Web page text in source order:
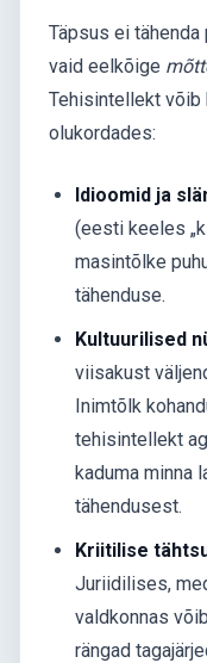
Täpsus ei
vaid eelkõige
Tehisintellekt võib
olukordades:
Idioomid ja
(eesti keeles
masintõlke
tähenduse.
Kultuurilised
viisakust
Inimtõlk
tehisintellekt
kaduma minna
tähendusest.
Kriitilise
Juriidilises,
valdkonnas
rängad